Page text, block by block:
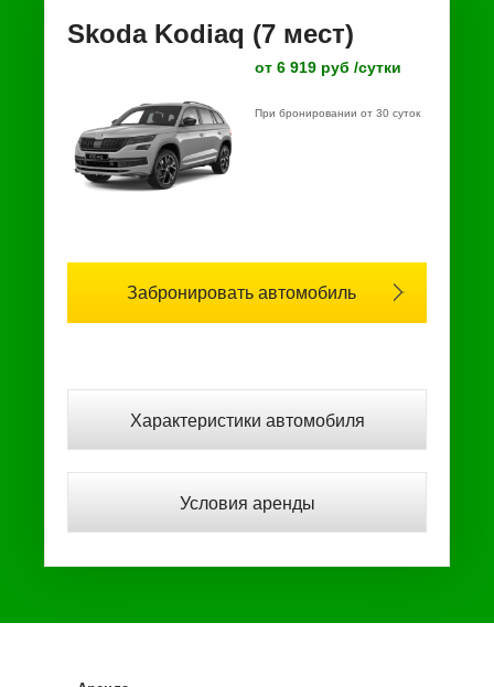
Skoda Kodiaq (7 мест)
от 6 919 руб /сутки
При бронировании от 30 суток
Забронировать автомобиль
Характеристики автомобиля
Условия аренды